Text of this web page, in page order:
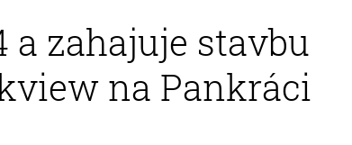
a zahajuje stavbu
na Pankráci